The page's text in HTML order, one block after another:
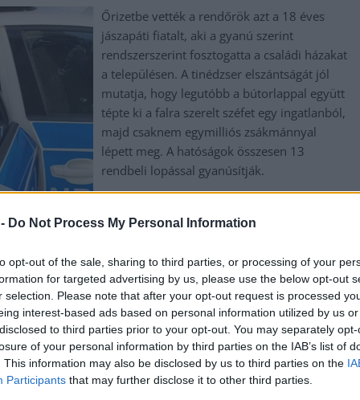
Do Not Process My Personal Information
opt-out of the sale, sharing to third parties, or processing of your
for targeted advertising by us, please use the below opt-out
selection. Please note that after your opt-out request is processed
interest-based ads based on personal information utilized by us
to third parties prior to your opt-out. You may separately
of your personal information by third parties on the IAB’s list of
This information may also be disclosed by us to third parties on the
Participants that may further disclose it to other third parties.
Őrizetbe vették a rendőrök azt a 18 éves
jászapáti fiatalt, aki a gyanú szerint
rendszerszerint fosztogatta a családi házakat
a településen. A tinédzser elszántságát jól
mutatja, hogy legutóbb a bútorlappal együtt
tépte ki a falra szerelt széfet egy ingatlanból,
majd csaknem egymilliós zsákmánnyal
lépett meg. A hatóságok összesen 13
rendbeli lopással gyanúsítják.
pechjére a kamera mindent felvett
Egy kis trükkös figyelemeltereléssel sikerült
eltulajdonítania a pénztárcát, ami